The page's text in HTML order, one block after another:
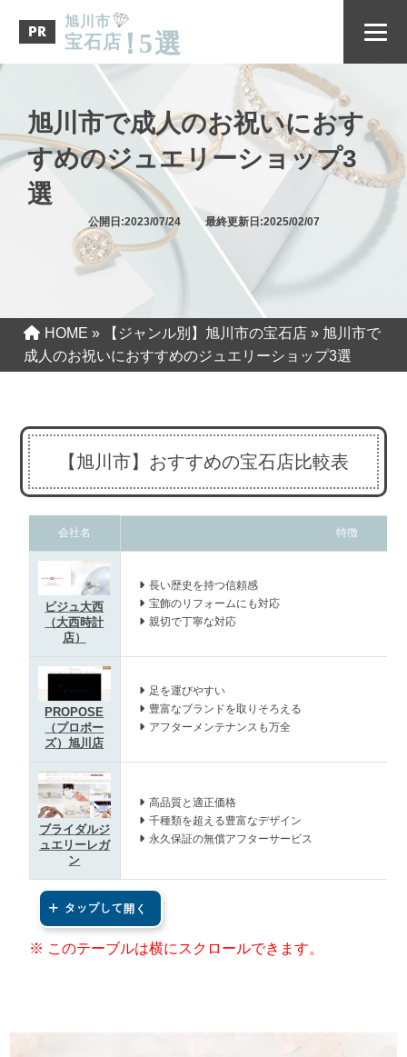
PR
旭川市
宝石店 5選
！
旭川市で成人のお祝いにおす
すめのジュエリーショップ3
選
公開日:2023/07/24 最終更新日:2025/02/07
HOME » 【ジャンル別】旭川市の宝石店 » 旭川市で
成人のお祝いにおすすめのジュエリーショップ3選
【旭川市】おすすめの宝石店比較表
会社名 特徴
ビジュ大西
（大西時計
店）
長い歴史を持つ信頼感
宝飾のリフォームにも対応
親切で丁寧な対応
PROPOSE
（プロポー
ズ）旭川店
足を運びやすい
豊富なブランドを取りそろえる
アフターメンテナンスも万全
ブライダルジ
ュエリーレガ
ン
高品質と適正価格
千種類を超える豊富なデザイン
永久保証の無償アフターサービス
タップして